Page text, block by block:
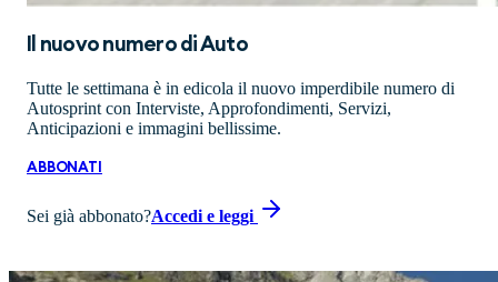
Il nuovo numero diAuto
Tutte le settimana è in edicola il nuovo imperdibile numero di
Autosprint con Interviste, Approfondimenti, Servizi,
Anticipazioni e immagini bellissime.
ABBONATI
Sei già abbonato?Accedi e leggi